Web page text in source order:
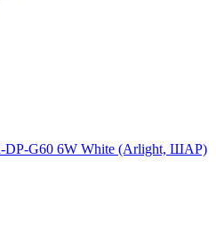
DP-G60 6W White (Arlight, ШАР)